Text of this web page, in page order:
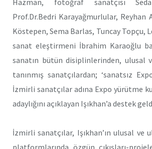
Prof.Dr.Bedri Karayağmurlular, Reyhan
Köstepen, Sema Barlas, Tuncay Topçu,
sanat eleştirmeni İbrahim Karaoğlu
sanatın bütün disiplinlerinden, ulusal
tanınmış sanatçılardan; ‘sanatsız
İzmirli sanatçılar adına Expo yürütme
adaylığını açıklayan Işıkhan’a destek
İzmirli sanatçılar, Işıkhan’ın ulusal ve